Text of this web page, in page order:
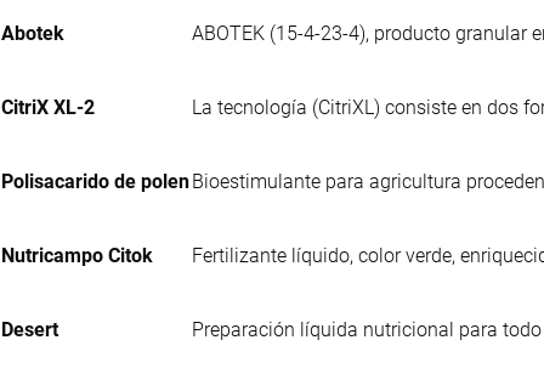
Abotek ABOTEK (15-4-23-4), producto granular
CitriX XL-2 La tecnología (CitriXL) consiste en dos
Polisacarido de polenBioestimulante para agricultura
Nutricampo Citok Fertilizante líquido, color verde,
Desert Preparación líquida nutricional para